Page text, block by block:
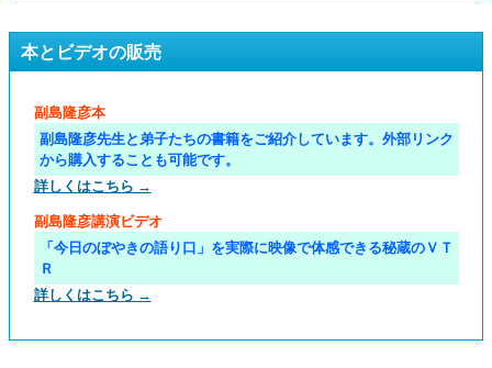
本とビデオの販売
副島隆彦本
副島隆彦先生と弟子たちの書籍をご紹介しています。外部リンク
から購入することも可能です。
詳しくはこちら →
副島隆彦講演ビデオ
「今日のぼやきの語り口」を実際に映像で体感できる秘蔵のＶＴ
Ｒ
詳しくはこちら →